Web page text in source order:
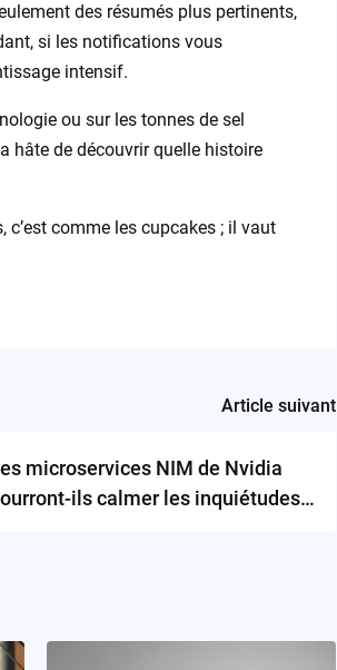
des résumés plus pertinents,
si les notifications vous
intensif.
ou sur les tonnes de sel
hâte de découvrir quelle histoire
comme les cupcakes ; il vaut
Article suivant
microservices NIM de Nvidia
ils calmer les inquiétudes